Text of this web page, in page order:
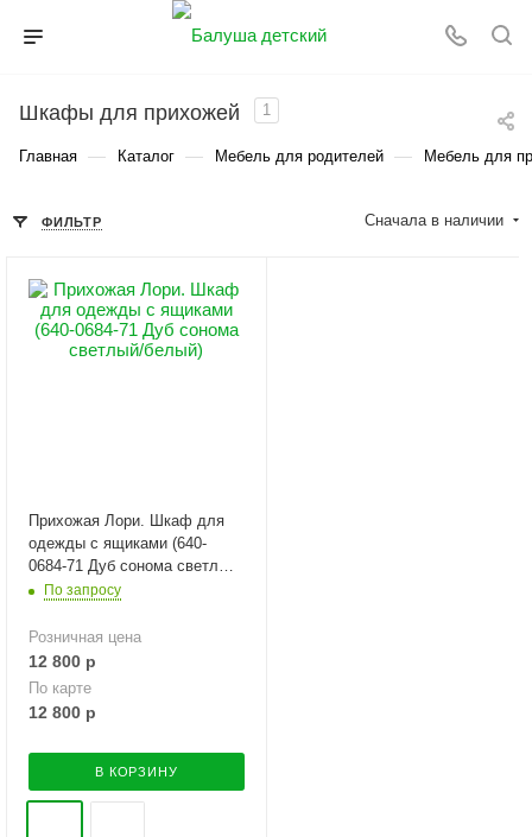
Шкафы для прихожей 1
Главная — Каталог — Мебель для родителей — Мебель для
ФИЛЬТР Сначала в наличии
Прихожая Лори. Шкаф для
одежды с ящиками (640-
0684-71 Дуб сонома светлый/
белый)
По запросу
Розничная цена
12 800 р
По карте
12 800 р
В КОРЗИНУ